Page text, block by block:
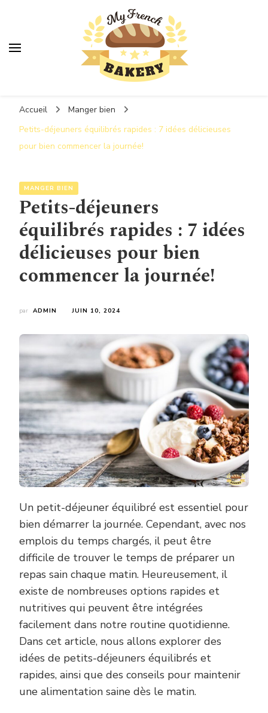
Accueil
Manger bien
Petits-déjeuners équilibrés rapides : 7 idées délicieuses
pour bien commencer la journée!
MANGER BIEN
Petits-déjeuners
équilibrés rapides : 7 idées
délicieuses pour bien
commencer la journée!
par ADMIN JUIN 10, 2024
Un petit-déjeuner équilibré est essentiel pour
bien démarrer la journée. Cependant, avec nos
emplois du temps chargés, il peut être
difficile de trouver le temps de préparer un
repas sain chaque matin. Heureusement, il
existe de nombreuses options rapides et
nutritives qui peuvent être intégrées
facilement dans notre routine quotidienne.
Dans cet article, nous allons explorer des
idées de petits-déjeuners équilibrés et
rapides, ainsi que des conseils pour maintenir
une alimentation saine dès le matin.